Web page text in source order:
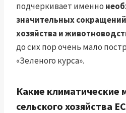
подчеркивает именно
значительных сокращений
хозяйства и
до сих пор очень мало
«Зеленого курса».
Какие климатические
сельского хозяйства